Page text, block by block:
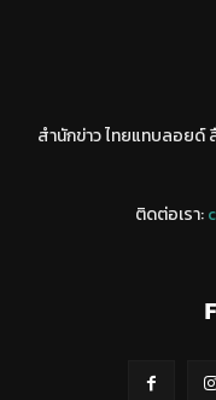
สำนักข่าว ไทยแทบลอย
ติดต่อเรา: